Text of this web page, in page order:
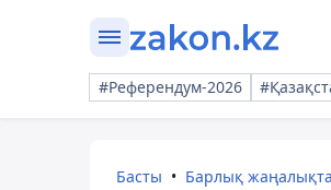
#Референдум-2026
Басты Барлық